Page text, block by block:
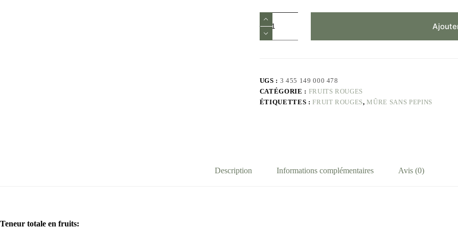
UGS : 3 455 149 000 478
CATÉGORIE : FRUITS ROUGES
ÉTIQUETTES :FRUIT ROUGES,MÛRE SANS PEPINS
Description Informations complémentaires Avis (0)
Teneur totale en fruits: